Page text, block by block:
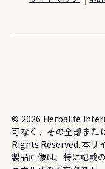
© 2026 Herbalife
可なく、その全部また
Rights Reserved. 本サ
製品画像は、特に記載